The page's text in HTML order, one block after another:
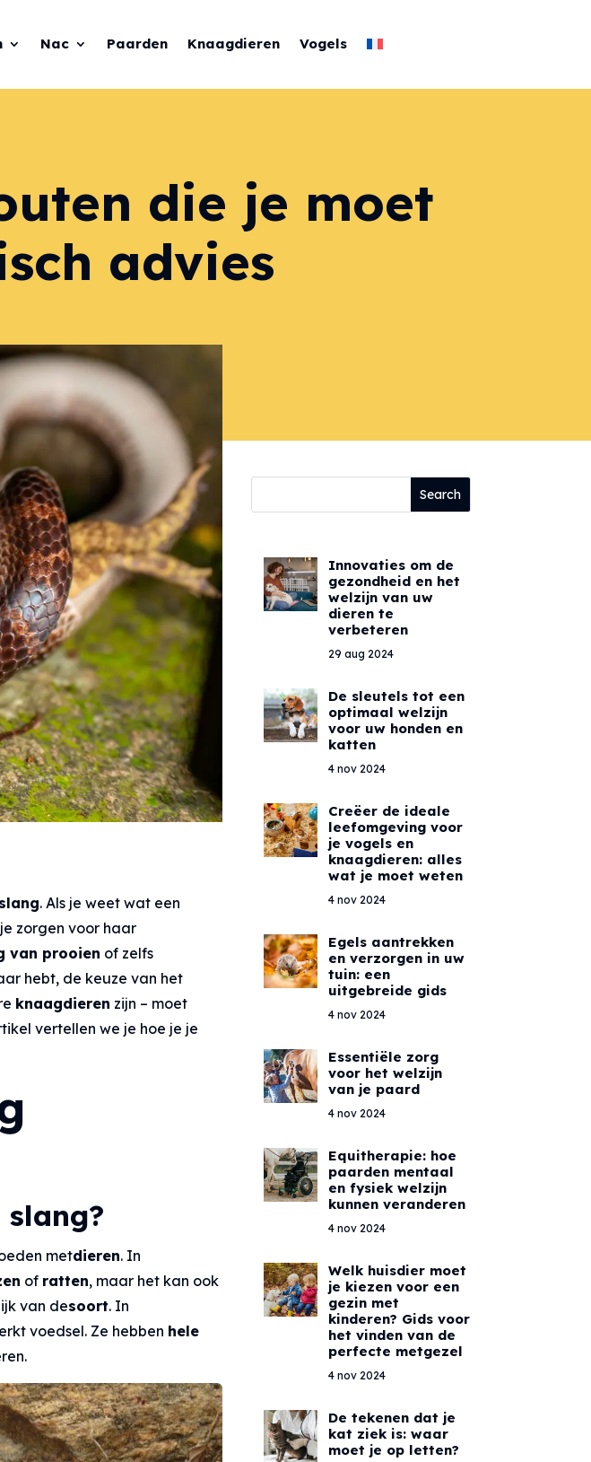
Nac Paarden Knaagdieren Vogels
die je moet
advies
slang. Als je weet wat een
zorgen voor haar
van prooien of zelfs
hebt, de keuze van het
knaagdieren zijn – moet
vertellen we je hoe je je
metdieren. In
of ratten, maar het kan ook
van desoort. In
voedsel. Ze hebben hele
Innovaties om de
gezondheid en het
welzijn van uw
dieren te
verbeteren
29 aug 2024
De sleutels tot een
optimaal welzijn
voor uw honden en
katten
4 nov 2024
Creëer de ideale
leefomgeving voor
je vogels en
knaagdieren: alles
wat je moet weten
4 nov 2024
Egels aantrekken
en verzorgen in uw
tuin: een
uitgebreide gids
4 nov 2024
Essentiële zorg
voor het welzijn
van je paard
4 nov 2024
Equitherapie: hoe
paarden mentaal
en fysiek welzijn
kunnen veranderen
4 nov 2024
Welk huisdier moet
je kiezen voor een
gezin met
kinderen? Gids voor
het vinden van de
perfecte metgezel
4 nov 2024
De tekenen dat je
kat ziek is: waar
moet je op letten?